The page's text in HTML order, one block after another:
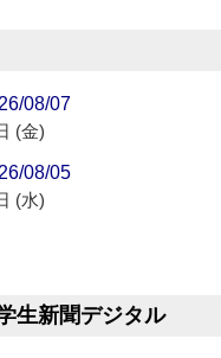
08/07
(金)
08/05
(水)
生新聞デジタル